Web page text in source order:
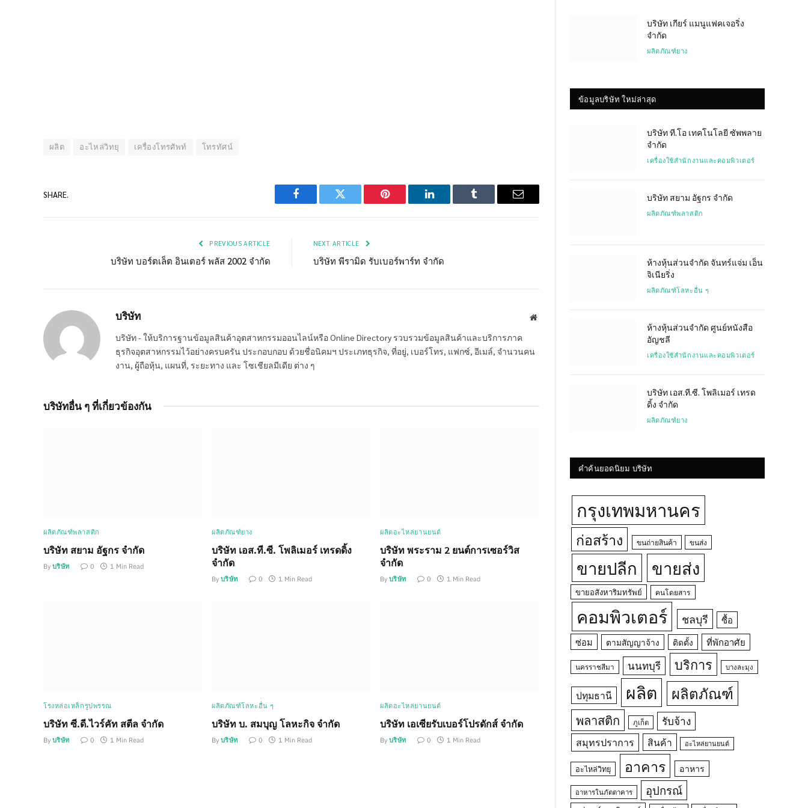
ผลิต อะไหล่วิทยุ เครื่องโทรศัพท์ โทรทัศน์
SHARE.
Facebook Twitter Pinterest LinkedIn Tumblr Email
PREVIOUS ARTICLE
บริษัท บอร์ตเล็ต อินเตอร์ พลัส 2002 จำกัด
NEXT ARTICLE
บริษัท พีรามิด รับเบอร์พาร์ท จำกัด
บริษัท Website
บริษัท - ให้บริการฐานข้อมูลสินค้าอุตสาหกรรมออนไลน์หรือ Online Directory รวบรวมข้อมูลสินค้าและบริการภาค
ธุรกิจอุตสาหกรรมไว้อย่างครบครัน ประกอบกอบ ด้วยชื่อนิคมฯ ประเภทธุรกิจ, ที่อยู่, เบอร์โทร, แฟกซ์, อีเมล์, จำนวนคน
งาน, ผู้ถือหุ้น, แผนที่, ระยะทาง และ โซเชียลมีเดีย ต่าง ๆ
บริษัทอื่น ๆ ที่เกี่ยวข้องกัน
ผลิตภัณฑ์พลาสติก
บริษัท สยาม อัฐกร จำกัด
By บริษัท 0 1 Min Read
ผลิตภัณฑ์ยาง
บริษัท เอส.ที.ซี. โพลิเมอร์ เทรดดิ้ง
จำกัด
By บริษัท 0 1 Min Read
ผลิตอะไหล่ยานยนต์
บริษัท พระราม 2 ยนต์การเซอร์วิส
จำกัด
By บริษัท 0 1 Min Read
โรงหล่อเหล็กรูปพรรณ
บริษัท ซี.ดี.ไวร์คัท สตีล จำกัด
By บริษัท 0 1 Min Read
ผลิตภัณฑ์โลหะอื่น ๆ
บริษัท บ. สมบุญ โลหะกิจ จำกัด
By บริษัท 0 1 Min Read
ผลิตอะไหล่ยานยนต์
บริษัท เอเซียรับเบอร์โปรดักส์ จำกัด
By บริษัท 0 1 Min Read
บริษัท เกียร์ แมนูแฟคเจอริ่ง
จำกัด
ผลิตภัณฑ์ยาง
ข้อมูลบริษัท ใหม่ล่าสุด
บริษัท ที.โอ เทคโนโลยี ซัพพลาย
จำกัด
เครื่องใช้สำนักงานและคอมพิวเตอร์
บริษัท สยาม อัฐกร จำกัด
ผลิตภัณฑ์พลาสติก
ห้างหุ้นส่วนจำกัด จันทร์แจ่ม เอ็น
จิเนียริ่ง
ผลิตภัณฑ์โลหะอื่น ๆ
ห้างหุ้นส่วนจำกัด ศูนย์หนังสือ
อัญชลี
เครื่องใช้สำนักงานและคอมพิวเตอร์
บริษัท เอส.ที.ซี. โพลิเมอร์ เทรด
ดิ้ง จำกัด
ผลิตภัณฑ์ยาง
คำค้นยอดนิยม บริษัท
กรุงเทพมหานคร
ก่อสร้าง ขนถ่ายสินค้า ขนส่ง
ขายปลีก ขายส่ง
ขายอสังหาริมทรัพย์ คนโดยสาร
คอมพิวเตอร์ ชลบุรี
ซื้อ
ซ่อม
ตามสัญญาจ้าง ติดตั้ง ที่พักอาศัย
นครราชสีมา นนทบุรี บริการ บางละมุง
ปทุมธานี ผลิต ผลิตภัณฑ์
พลาสติก ภูเก็ต รับจ้าง
สมุทรปราการ สินค้า อะไหล่ยานยนต์
อะไหล่วิทยุ อาคาร อาหาร
อาหารในภัตตาคาร อุปกรณ์